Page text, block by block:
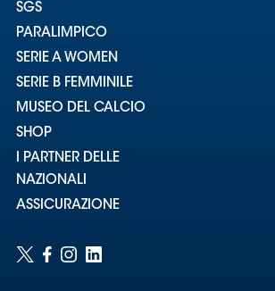
SGS
PARALIMPICO
SERIE A WOMEN
SERIE B FEMMINILE
MUSEO DEL CALCIO
SHOP
I PARTNER DELLE
NAZIONALI
ASSICURAZIONE